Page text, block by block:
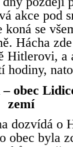
akce pod
koná se
Hácha
Hitlerovi, a
hodiny,
obec
zemí
dozvídá o
byla